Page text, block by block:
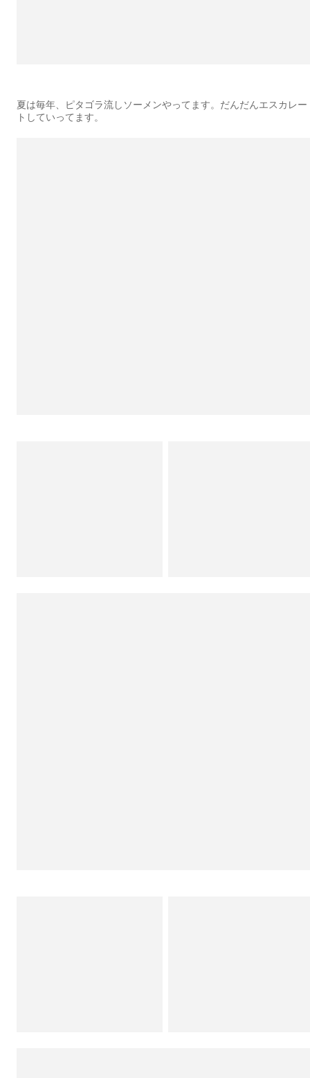
夏は毎年、ピタゴラ流しソーメンやってます。だんだんエスカレー
トしていってます。